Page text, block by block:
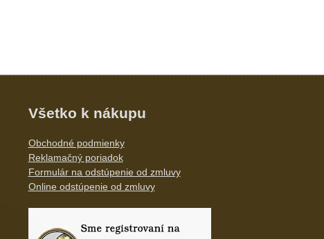
Všetko k nákupu
Obchodné podmienky
Reklamačný poriadok
Formulár na odstúpenie od zmluvy
Online odstúpenie od zmluvy